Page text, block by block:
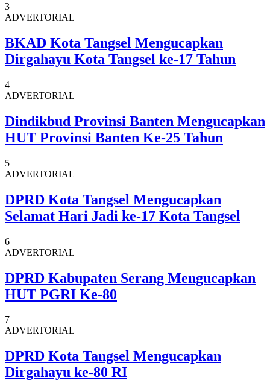
3
ADVERTORIAL
BKAD Kota Tangsel Mengucapkan
Dirgahayu Kota Tangsel ke-17 Tahun
4
ADVERTORIAL
Dindikbud Provinsi Banten Mengucapkan
HUT Provinsi Banten Ke-25 Tahun
5
ADVERTORIAL
DPRD Kota Tangsel Mengucapkan
Selamat Hari Jadi ke-17 Kota Tangsel
6
ADVERTORIAL
DPRD Kabupaten Serang Mengucapkan
HUT PGRI Ke-80
7
ADVERTORIAL
DPRD Kota Tangsel Mengucapkan
Dirgahayu ke-80 RI